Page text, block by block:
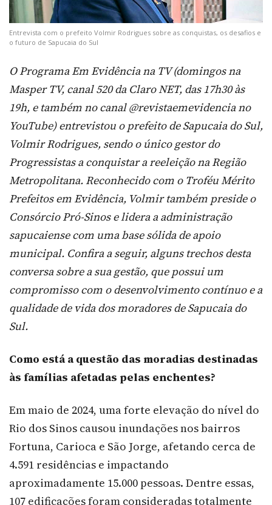
Entrevista com o prefeito Volmir Rodrigues sobre as conquistas, os desafios e
o futuro de Sapucaia do Sul
O Programa Em Evidência na TV (domingos na
Masper TV, canal 520 da Claro NET, das 17h30 às
19h, e também no canal @revistaemevidencia no
YouTube) entrevistou o prefeito de Sapucaia do Sul,
Volmir Rodrigues, sendo o único gestor do
Progressistas a conquistar a reeleição na Região
Metropolitana. Reconhecido com o Troféu Mérito
Prefeitos em Evidência, Volmir também preside o
Consórcio Pró‑Sinos e lidera a administração
sapucaiense com uma base sólida de apoio
municipal. Confira a seguir, alguns trechos desta
conversa sobre a sua gestão, que possui um
compromisso com o desenvolvimento contínuo e a
qualidade de vida dos moradores de Sapucaia do
Sul.
Como está a questão das moradias destinadas
às famílias afetadas pelas enchentes?
Em maio de 2024, uma forte elevação do nível do
Rio dos Sinos causou inundações nos bairros
Fortuna, Carioca e São Jorge, afetando cerca de
4.591 residências e impactando
aproximadamente 15.000 pessoas. Dentre essas,
107 edificações foram consideradas totalmente